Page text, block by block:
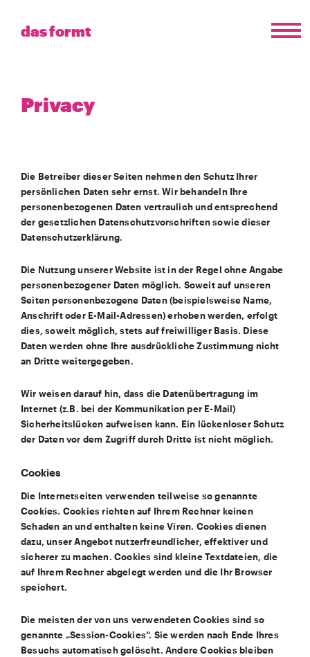
das formt
Privacy
Die Betreiber dieser Seiten nehmen den Schutz Ihrer
persönlichen Daten sehr ernst. Wir behandeln Ihre
personenbezogenen Daten vertraulich und entsprechend
der gesetzlichen Datenschutzvorschriften sowie dieser
Datenschutzerklärung.
Die Nutzung unserer Website ist in der Regel ohne Angabe
personenbezogener Daten möglich. Soweit auf unseren
Seiten personenbezogene Daten (beispielsweise Name,
Anschrift oder E-Mail-Adressen) erhoben werden, erfolgt
dies, soweit möglich, stets auf freiwilliger Basis. Diese
Daten werden ohne Ihre ausdrückliche Zustimmung nicht
an Dritte weitergegeben.
Wir weisen darauf hin, dass die Datenübertragung im
Internet (z.B. bei der Kommunikation per E-Mail)
Sicherheitslücken aufweisen kann. Ein lückenloser Schutz
der Daten vor dem Zugriff durch Dritte ist nicht möglich.
Cookies
Die Internetseiten verwenden teilweise so genannte
Cookies. Cookies richten auf Ihrem Rechner keinen
Schaden an und enthalten keine Viren. Cookies dienen
dazu, unser Angebot nutzerfreundlicher, effektiver und
sicherer zu machen. Cookies sind kleine Textdateien, die
auf Ihrem Rechner abgelegt werden und die Ihr Browser
speichert.
Die meisten der von uns verwendeten Cookies sind so
genannte „Session-Cookies“. Sie werden nach Ende Ihres
Besuchs automatisch gelöscht. Andere Cookies bleiben